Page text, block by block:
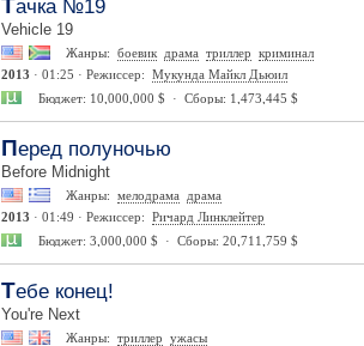
Тачка №19
Vehicle 19
Жанры: боевик драма триллер криминал
2013 · 01:25 · Режиссер: Мукунда Майкл Дьюил
Бюджет: 10,000,000 $ · Сборы: 1,473,445 $
Перед полуночью
Before Midnight
Жанры: мелодрама
драма
2013 · 01:49 · Режиссер: Ричард Линклейтер
Бюджет: 3,000,000 $ · Сборы: 20,711,759 $
Тебе конец!
You're Next
Жанры: триллер ужасы